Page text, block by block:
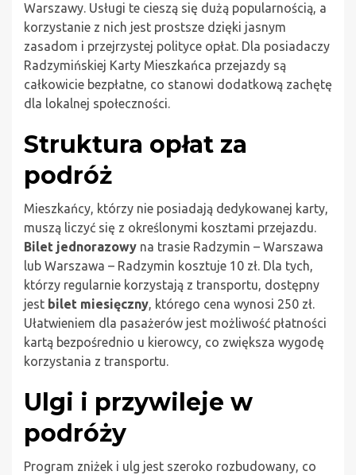
Warszawy. Usługi te cieszą się dużą popularnością, a
korzystanie z nich jest prostsze dzięki jasnym
zasadom i przejrzystej polityce opłat. Dla posiadaczy
Radzymińskiej Karty Mieszkańca przejazdy są
całkowicie bezpłatne, co stanowi dodatkową zachętę
dla lokalnej społeczności.
Struktura opłat za
podróż
Mieszkańcy, którzy nie posiadają dedykowanej karty,
muszą liczyć się z określonymi kosztami przejazdu.
Bilet jednorazowy na trasie Radzymin – Warszawa
lub Warszawa – Radzymin kosztuje 10 zł. Dla tych,
którzy regularnie korzystają z transportu, dostępny
jest bilet miesięczny, którego cena wynosi 250 zł.
Ułatwieniem dla pasażerów jest możliwość płatności
kartą bezpośrednio u kierowcy, co zwiększa wygodę
korzystania z transportu.
Ulgi i przywileje w
podróży
Program zniżek i ulg jest szeroko rozbudowany, co